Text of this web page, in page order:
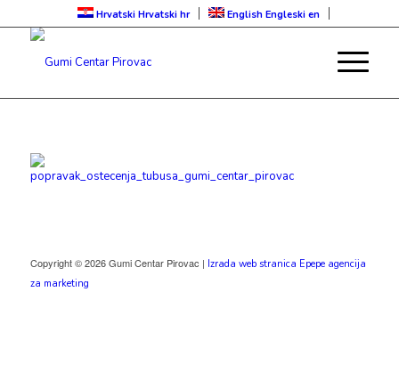
Hrvatski Hrvatski hr English Engleski en
Copyright © 2026 Gumi Centar Pirovac | Izrada web stranica Epepe agencija
za marketing